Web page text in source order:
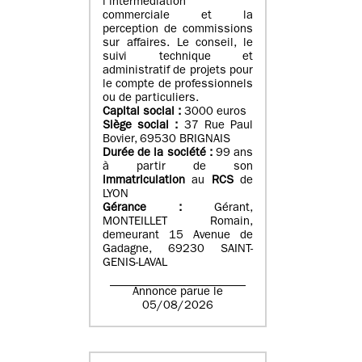
l’intermédiation
commerciale et la
perception de commissions
sur affaires. Le conseil, le
suivi technique et
administratif de projets pour
le compte de professionnels
ou de particuliers.
Capital social : 3000 euros
Siège social : 37 Rue Paul
Bovier, 69530 BRIGNAIS
Durée de la société : 99 ans
à partir de son
immatriculation au RCSde
LYON
Gérance :
Gérant,
MONTEILLET Romain,
demeurant 15 Avenue de
Gadagne, 69230 SAINT-
GENIS-LAVAL
Annonce parue le
05/08/2026